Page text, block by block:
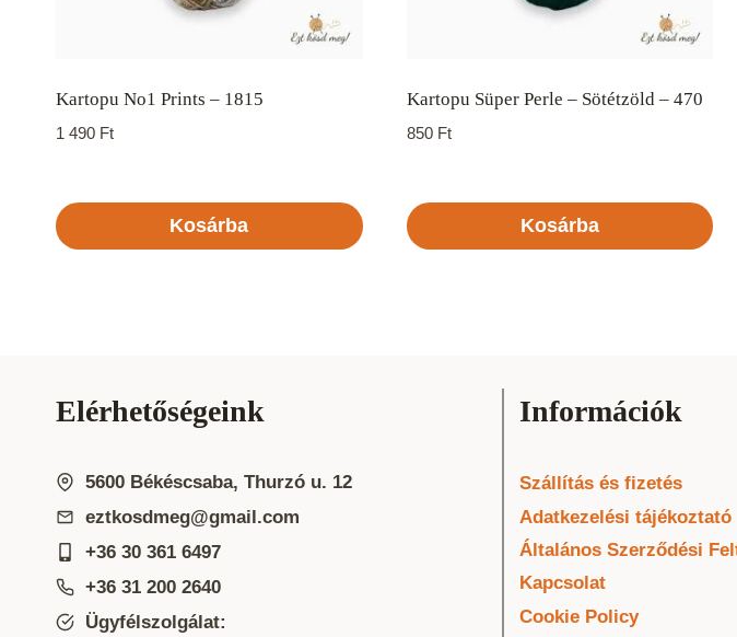
Kartopu No1 Prints – 1815
1 490 Ft
Kosárba
Kartopu Süper Perle – Sötétzöld – 470
850 Ft
Kosárba
Elérhetőségeink
5600 Békéscsaba, Thurzó u. 12
eztkosdmeg@gmail.com
+36 30 361 6497
+36 31 200 2640
Ügyfélszolgálat:
Információk
Szállítás és fizetés
Adatkezelési tájékoztató
Általános Szerződési
Kapcsolat
Cookie Policy